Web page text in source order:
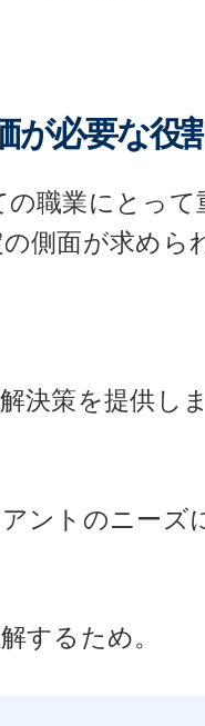
が必要な役
職業にとっ
側面が求め
決策を提供しま
ントのニー
するため。